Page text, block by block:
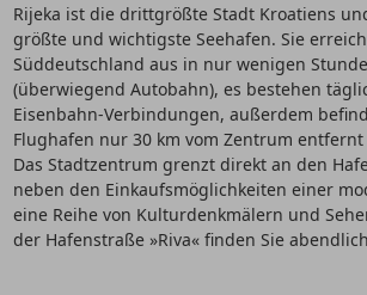
Rijeka ist die drittgrößte Stadt Kroatiens
größte und wichtigste Seehafen. Sie
Süddeutschland aus in nur wenigen
(überwiegend Autobahn), es bestehen
Eisenbahn-Verbindungen, außerdem
Flughafen nur 30 km vom Zentrum
Das Stadtzentrum grenzt direkt an den
neben den Einkaufsmöglichkeiten einer
eine Reihe von Kulturdenkmälern und
der Hafenstraße »Riva« finden Sie